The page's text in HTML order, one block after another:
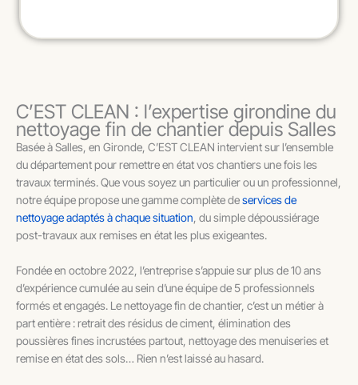
C’EST CLEAN : l’expertise girondine du
nettoyage fin de chantier depuis Salles
Basée à Salles, en Gironde, C’EST CLEAN intervient sur l’ensemble
du département pour remettre en état vos chantiers une fois les
travaux terminés. Que vous soyez un particulier ou un professionnel,
notre équipe propose une gamme complète deservices de
nettoyage adaptés à chaque situation , du simple dépoussiérage
post-travaux aux remises en état les plus exigeantes.
Fondée en octobre 2022, l’entreprise s’appuie sur plus de 10 ans
d’expérience cumulée au sein d’une équipe de 5 professionnels
formés et engagés. Le nettoyage fin de chantier, c’est un métier à
part entière : retrait des résidus de ciment, élimination des
poussières fines incrustées partout, nettoyage des menuiseries et
remise en état des sols… Rien n’est laissé au hasard.